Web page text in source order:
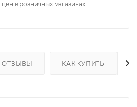
в розничных магазинах
ОТЗЫВЫ КАК КУПИТЬ